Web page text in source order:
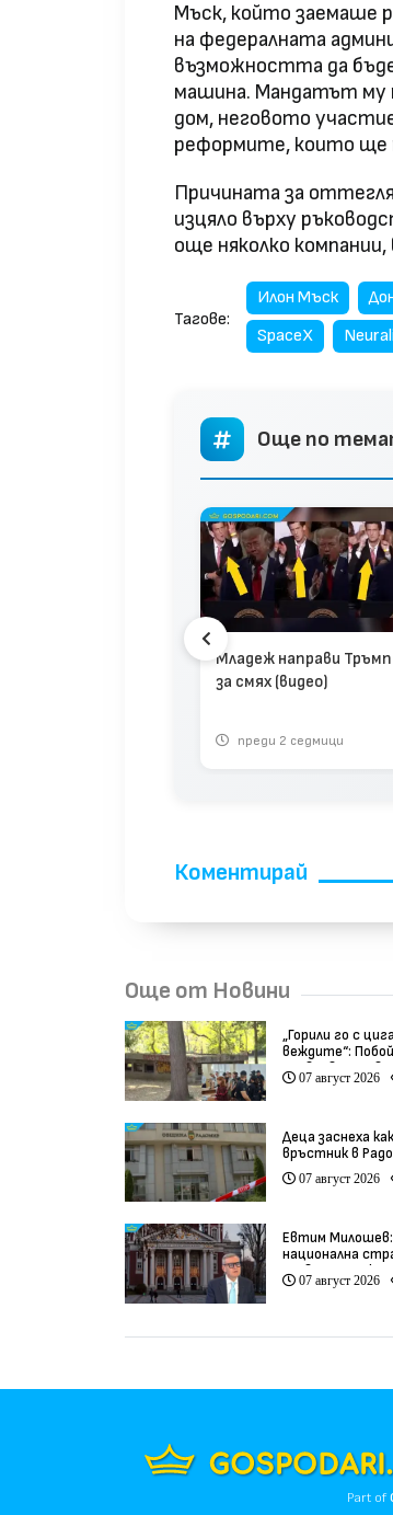
Мъск, който заемаше
на федералната
възможността да
машина. Мандатът му
дом, неговото
реформите, които ще
Причината за
изцяло върху
още няколко
Тагове:
Илон Мъск
SpaceX
Още по
Младеж направи Тръмп
за смях (видео)
преди 2 седмици
Коментирай
Още от Новини
„Горили го с
веждите“:
Пловдив
07 август 2026
Деца заснеха
връстник в
07 август 2026
Евтим Милошев:
национална
развитие на
07 август 2026
Part of